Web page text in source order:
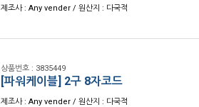
제조사 : Any vender / 원산지 : 다국적
상품번호 : 3835449
[파워케이블] 2구 8자코드
제조사 : Any vender / 원산지 : 다국적